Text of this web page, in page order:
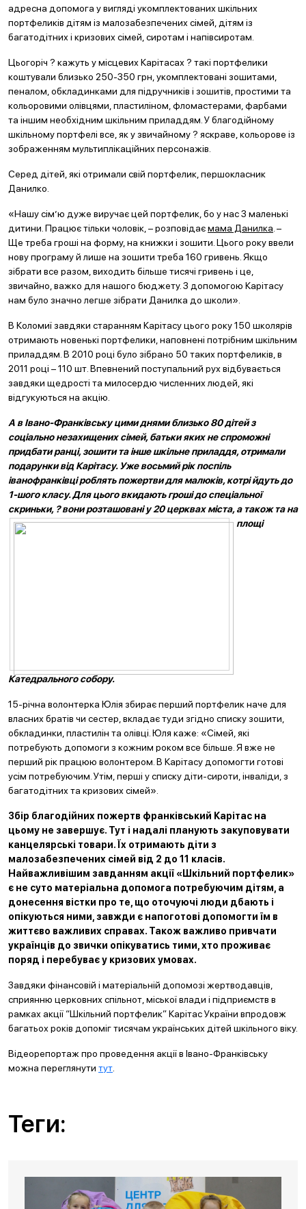
адресна допомога у вигляді укомплектованих шкільних
портфеликів дітям із малозабезпечених сімей, дітям із
багатодітних і кризових сімей, сиротам і напівсиротам.
Цьогоріч ? кажуть у місцевих Карітасах ? такі портфелики
коштували близько 250-350 грн, укомплектовані зошитами,
пеналом, обкладинками для підручників і зошитів, простими та
кольоровими олівцями, пластиліном, фломастерами, фарбами
та іншим необхідним шкільним приладдям. У благодійному
шкільному портфелі все, як у звичайному ? яскраве, кольорове із
зображенням мультиплікаційних персонажів.
Серед дітей, які отримали свій портфелик, першокласник
Данилко.
«Нашу сім’ю дуже виручає цей портфелик, бо у нас 3 маленькі
дитини. Працює тільки чоловік, – розповідаємама Данилка . –
Ще треба гроші на форму, на книжки і зошити. Цього року ввели
нову програму й лише на зошити треба 160 гривень. Якщо
зібрати все разом, виходить більше тисячі гривень і це,
звичайно, важко для нашого бюджету. З допомогою Карітасу
нам було значно легше зібрати Данилка до школи».
В Коломиї завдяки старанням Карітасу цього року 150 школярів
отримають новенькі портфелики, наповнені потрібним шкільним
приладдям. В 2010 році було зібрано 50 таких портфеликів, в
2011 році – 110 шт. Впевнений поступальний рух відбувається
завдяки щедрості та милосердю численних людей, які
відгукуються на акцію.
А в Івано-Франківську цими днями близько 80 дітей з
соціально незахищених сімей, батьки яких не спроможні
придбати ранці, зошити та інше шкільне приладдя, отримали
подарунки від Карітасу. Уже восьмий рік поспіль
іванофранківці роблять пожертви для малюків, котрі йдуть до
1-шого класу. Для цього вкидають гроші до спеціальної
скриньки, ? вони розташовані у 20 церквах міста, а також та на
площі
Катедрального собору.
15-річна волонтерка Юлія збирає перший портфелик наче для
власних братів чи сестер, вкладає туди згідно списку зошити,
обкладинки, пластилін та олівці. Юля каже: «Сімей, які
потребують допомоги з кожним роком все більше. Я вже не
перший рік працюю волонтером. В Карітасу допомогти готові
усім потребуючим. Утім, перші у списку діти-сироти, інваліди, з
багатодітних та кризових сімей».
Збір благодійних пожертв франківський Карітас на
цьому не завершує. Тут і надалі планують закуповувати
канцелярські товари. Їх отримають діти з
малозабезпечених сімей від 2 до 11 класів.
Найважливішим завданням акції «Шкільний портфелик»
є не суто матеріальна допомога потребуючим дітям, а
донесення вістки про те, що оточуючі люди дбають і
опікуються ними, завжди є напоготові допомогти їм в
життєво важливих справах. Також важливо привчати
українців до звички опікуватись тими, хто проживає
поряд і перебуває у кризових умовах.
Завдяки фінансовій і матеріальній допомозі жертводавців,
сприянню церковних спільнот, міської влади і підприємств в
рамках акції “Шкільний портфелик” Карітас України впродовж
багатьох років допоміг тисячам українських дітей шкільного віку.
Відеорепортаж про проведення акції в Івано-Франківську
можна переглянути тут
Теги: